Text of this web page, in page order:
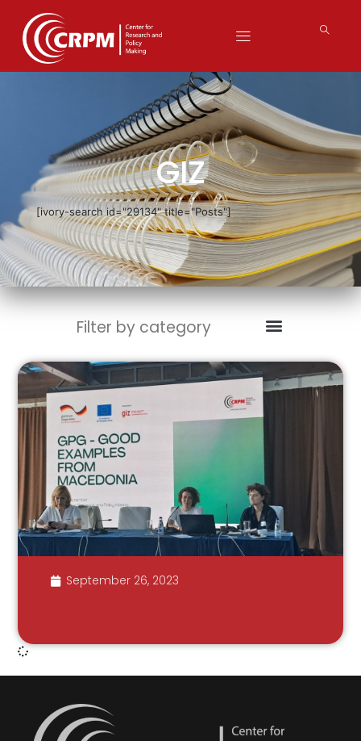
GIZ
[ivory-search id="29134" title="Posts"]
Filter by category
September 26, 2023